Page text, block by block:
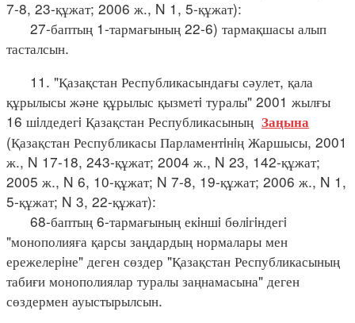
7-8, 23-құжат; 2006 ж., N 1, 5-құжат):
27-баптың 1-тармағының 22-6) тармақшасы алып
тасталсын.
11. "Қазақстан Республикасындағы сәулет, қала
құрылысы және құрылыс қызметi туралы" 2001 жылғы
16 шiлдедегi Қазақстан Республикасының Заңына
(Қазақстан Республикасы Парламентiнiң Жаршысы, 2001
ж., N 17-18, 243-құжат; 2004 ж., N 23, 142-құжат;
2005 ж., N 6, 10-құжат; N 7-8, 19-құжат; 2006 ж., N 1,
5-құжат; N 3, 22-құжат):
68-баптың 6-тармағының екiншi бөлiгiндегi
"монополияға қарсы заңдардың нормалары мен
ережелерiне" деген сөздер "Қазақстан Республикасының
табиғи монополиялар туралы заңнамасына" деген
сөздермен ауыстырылсын.